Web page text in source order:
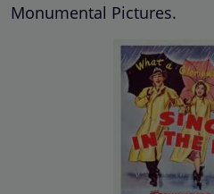
Monumental Pictures.